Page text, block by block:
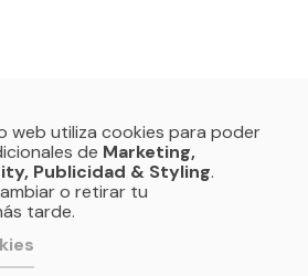
web utiliza cookies para poder
de Marketing,
Publicidad & Styling.
o retirar tu
tarde.